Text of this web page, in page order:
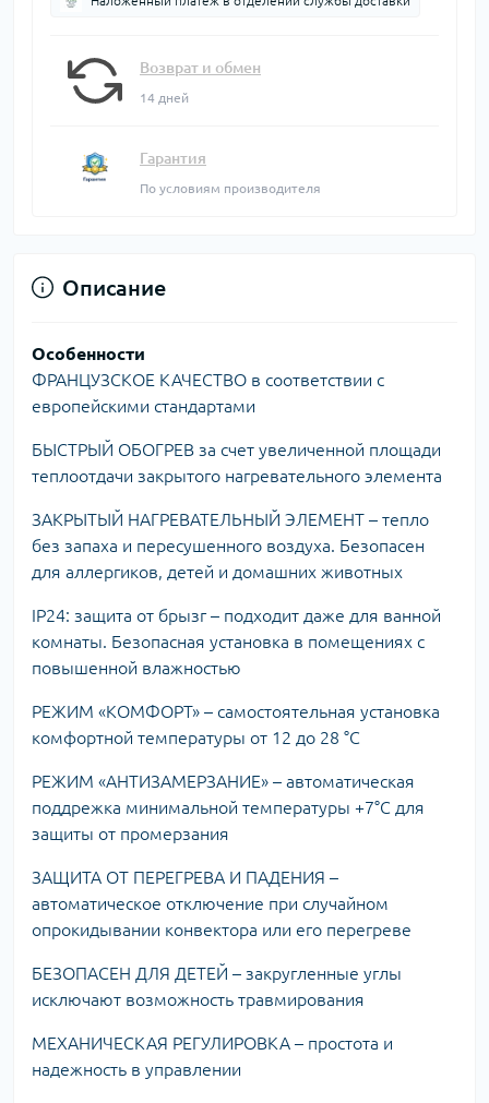
Возврат и обмен
14 дней
Гарантия
По условиям производителя
Описание
Особенности
ФРАНЦУЗСКОЕ КАЧЕСТВО в соответствии с
европейскими стандартами
БЫСТРЫЙ ОБОГРЕВ за счет увеличенной площади
теплоотдачи закрытого нагревательного элемента
ЗАКРЫТЫЙ НАГРЕВАТЕЛЬНЫЙ ЭЛЕМЕНТ – тепло
без запаха и пересушенного воздуха. Безопасен
для аллергиков, детей и домашних животных
IP24: защита от брызг – подходит даже для ванной
комнаты. Безопасная установка в помещениях с
повышенной влажностью
РЕЖИМ «КОМФОРТ» – самостоятельная установка
комфортной температуры от 12 до 28 °C
РЕЖИМ «АНТИЗАМЕРЗАНИЕ» – автоматическая
поддрежка минимальной температуры +7°С для
защиты от промерзания
ЗАЩИТА ОТ ПЕРЕГРЕВА И ПАДЕНИЯ –
автоматическое отключение при случайном
опрокидывании конвектора или его перегреве
БЕЗОПАСЕН ДЛЯ ДЕТЕЙ – закругленные углы
исключают возможность травмирования
МЕХАНИЧЕСКАЯ РЕГУЛИРОВКА – простота и
надежность в управлении